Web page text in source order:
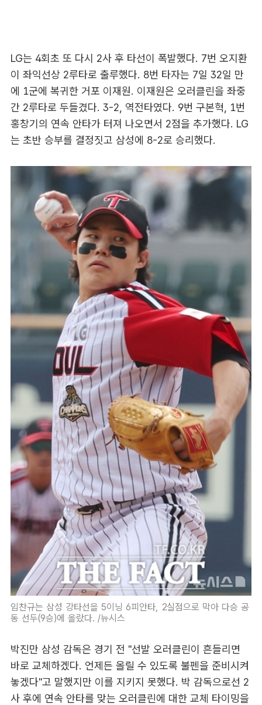
LG는 4회초 또 다시 2사 후 타선이 폭발했다. 7번 오지환
이 좌익선상 2루타로 출루했다. 8번 타자는 7일 32일 만
에 1군에 복귀한 거포 이재원. 이재원은 오러클린을 좌중
간 2루타로 두들겼다. 3-2, 역전타였다. 9번 구본혁, 1번
홍창기의 연속 안타가 터져 나오면서 2점을 추가했다. LG
는 초반 승부를 결정짓고 삼성에 8-2로 승리했다.
임찬규는 삼성 강타선을 5이닝 6피안타, 2실점으로 막아 다승 공
동 선두(9승)에 올랐다. /뉴시스
박진만 삼성 감독은 경기 전 "선발 오러클린이 흔들리면
바로 교체하겠다. 언제든 올릴 수 있도록 불펜을 준비시켜
놓겠다"고 말했지만 이를 지키지 못했다. 박 감독으로선 2
사 후에 연속 안타를 맞는 오러클린에 대한 교체 타이밍을